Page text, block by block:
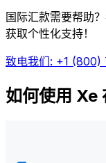
国际汇款需要帮助
获取个性化支持！
致电我们: +1
如何使用 Xe